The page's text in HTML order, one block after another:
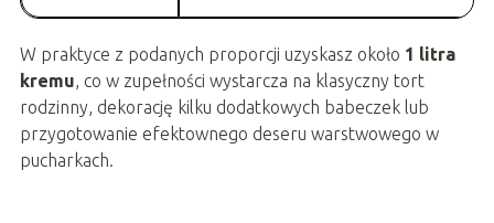
W praktyce z podanych proporcji uzyskasz około 1 litra
kremu, co w zupełności wystarcza na klasyczny tort
rodzinny, dekorację kilku dodatkowych babeczek lub
przygotowanie efektownego deseru warstwowego w
pucharkach.